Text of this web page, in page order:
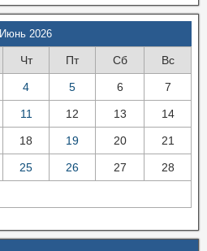
Июнь 2026
Чт Пт Сб Вс
4 5 6 7
11 12 13 14
18 19 20 21
25 26 27 28